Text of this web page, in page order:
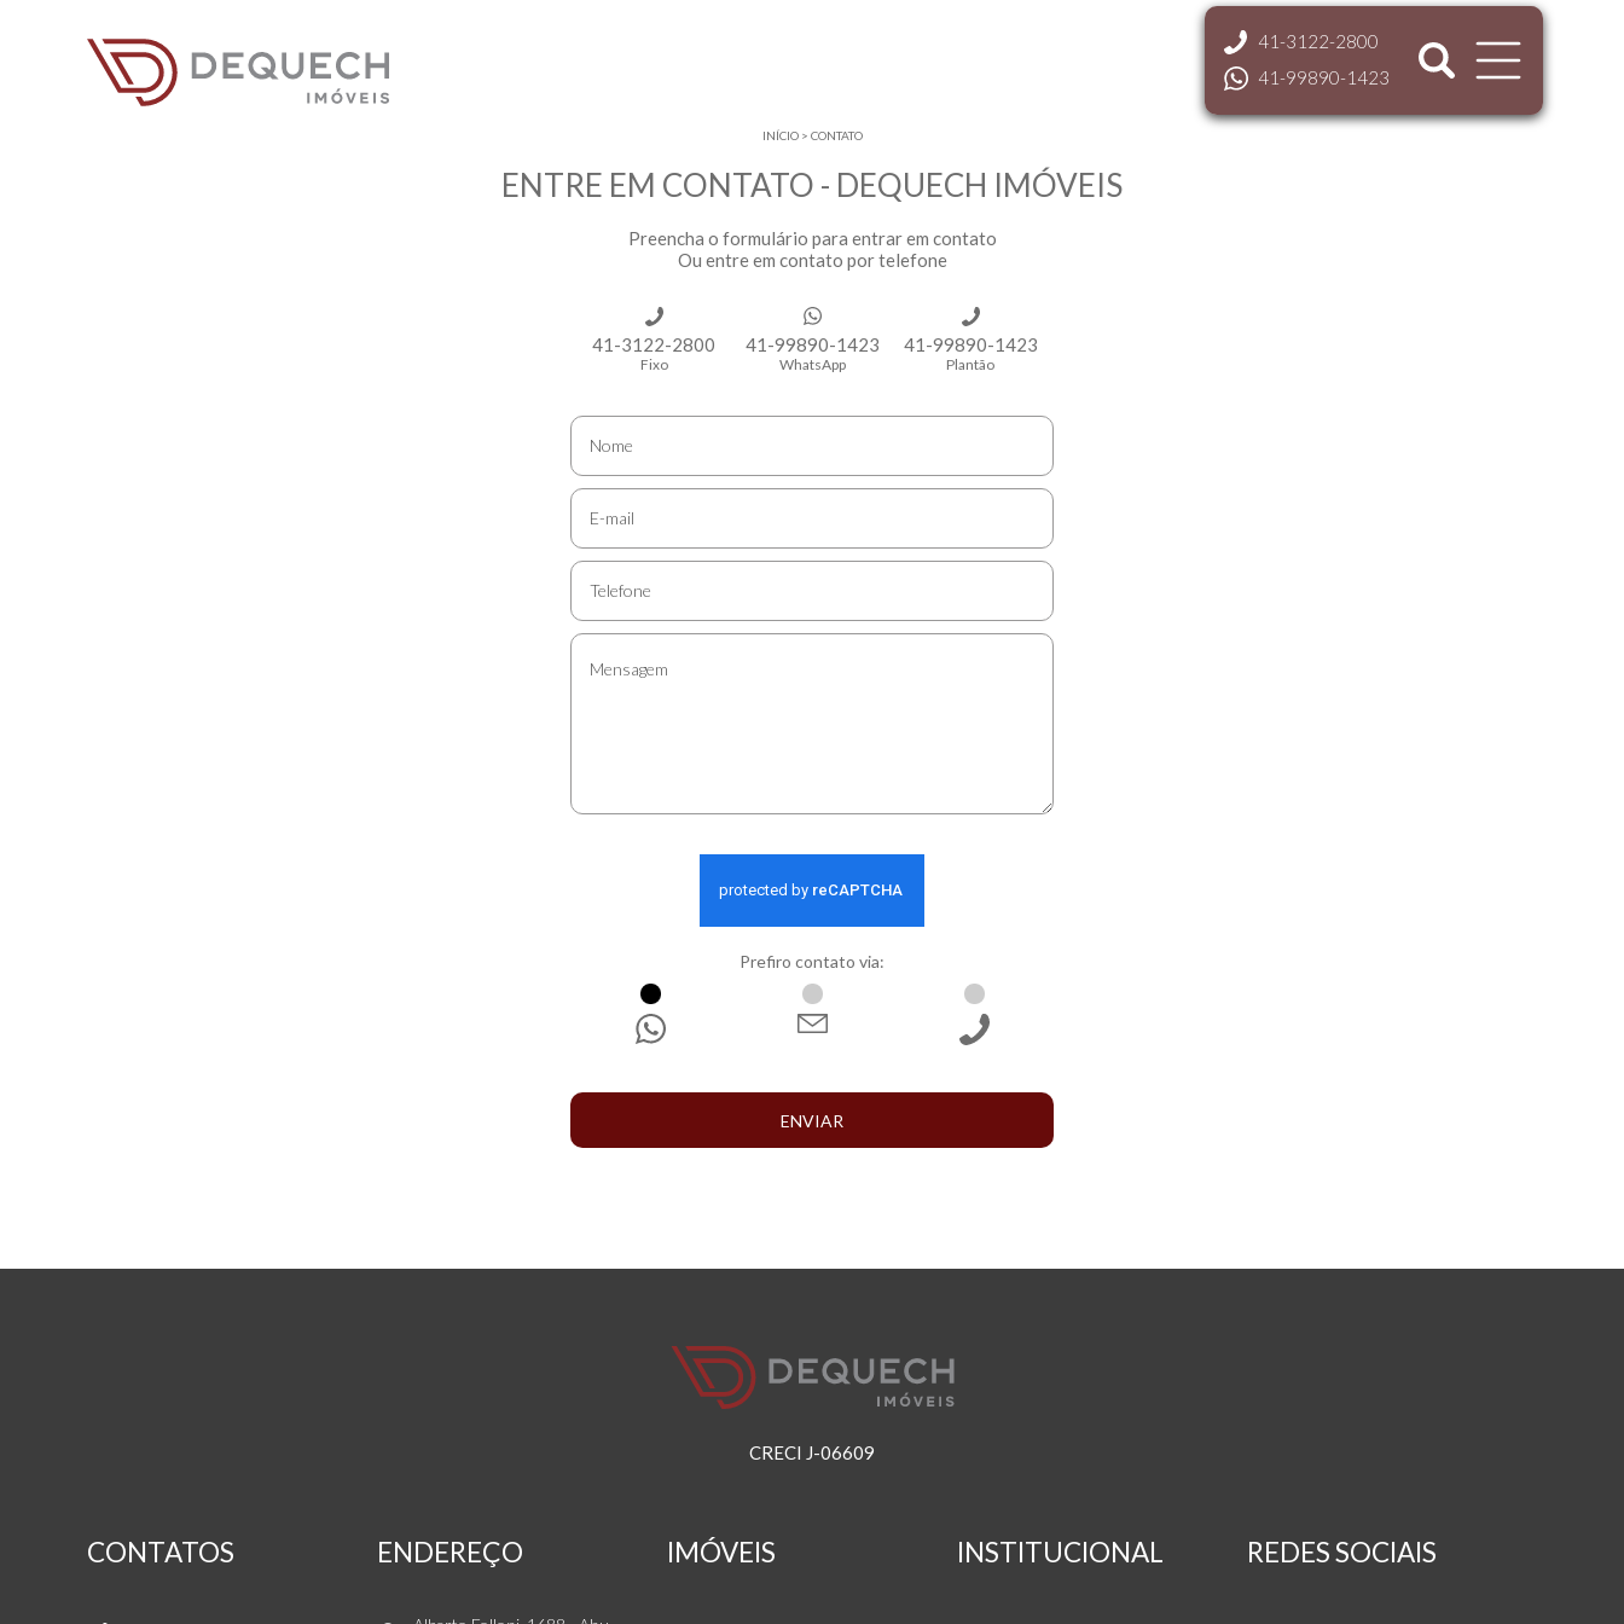
41-3122-2800
41-99890-1423
Menu
INÍCIO> CONTATO
ENTRE EM CONTATO - DEQUECH IMÓVEIS
Preencha o formulário para entrar em contato
Ou entre em contato por telefone
41-3122-2800
Fixo
41-99890-1423
WhatsApp
41-99890-1423
Plantão
Prefiro contato via:
ENVIAR
CRECI J-06609
CONTATOS ENDEREÇO IMÓVEIS INSTITUCIONAL REDES SOCIAIS